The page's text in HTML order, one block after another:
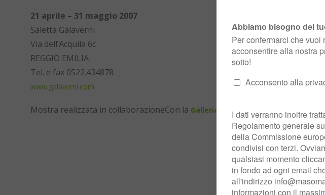
21 aprile – 31 maggio 2007
Saletta Galaverni
Via dell’Acquila 6c
REGGIO EMILIA
Tel. e fax 0522.434878
www.galaverni.com
Mostra realizzata in collaborazioneCon la Galleria Marlborough Monaco